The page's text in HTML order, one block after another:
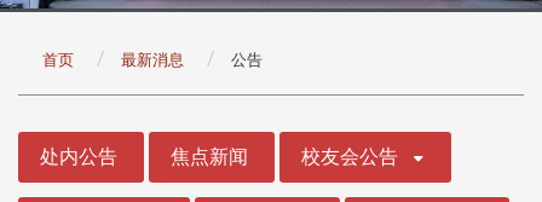
首页 最新消息 公告
处内公告 焦点新闻 校友会公告